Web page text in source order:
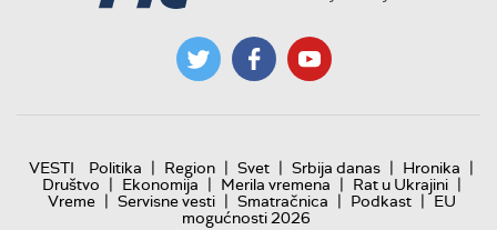
VESTI Politika | Region | Svet | Srbija danas | Hronika |
Društvo | Ekonomija | Merila vremena | Rat u Ukrajini |
Vreme | Servisne vesti | Smatračnica | Podkast | EU
mogućnosti 2026